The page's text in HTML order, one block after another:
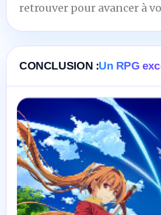
retrouver pour avancer à
CONCLUSION :Un RPG